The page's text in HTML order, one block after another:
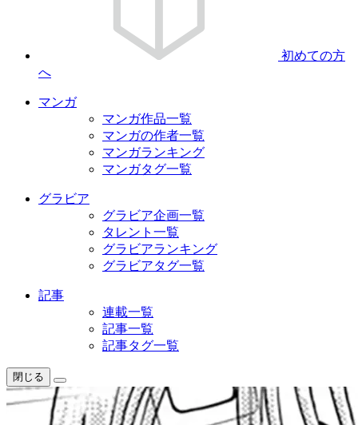
初めての方
へ
マンガ
マンガ作品一覧
マンガの作者一覧
マンガランキング
マンガタグ一覧
グラビア
グラビア企画一覧
タレント一覧
グラビアランキング
グラビアタグ一覧
記事
連載一覧
記事一覧
記事タグ一覧
閉じる